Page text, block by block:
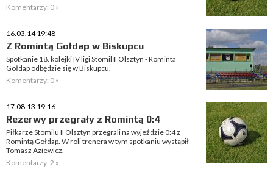
Komentarzy: 0 »
16.03.14 19:48
Z Romintą Gołdap w Biskupcu
Spotkanie 18. kolejki IV ligi Stomil II Olsztyn - Rominta
Gołdap odbędzie się w Biskupcu.
Komentarzy: 0 »
17.08.13 19:16
Rezerwy przegrały z Romintą 0:4
Piłkarze Stomilu II Olsztyn przegrali na wyjeździe 0:4 z
Romintą Gołdap. W roli trenera w tym spotkaniu wystąpił
Tomasz Aziewicz.
Komentarzy: 2 »